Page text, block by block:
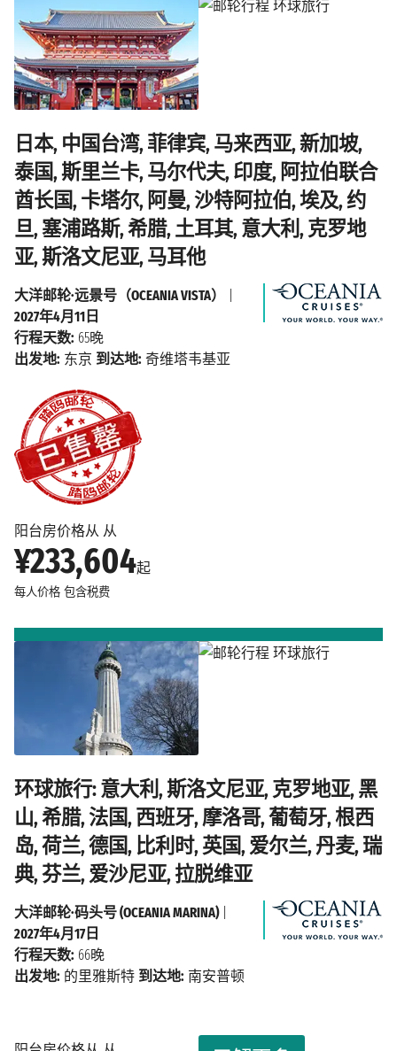
日本, 中国台湾, 菲律宾, 马来西亚, 新加坡,
泰国, 斯里兰卡, 马尔代夫, 印度, 阿拉伯联合
酋长国, 卡塔尔, 阿曼, 沙特阿拉伯, 埃及, 约
旦, 塞浦路斯, 希腊, 土耳其, 意大利, 克罗地
亚, 斯洛文尼亚, 马耳他
阳台房价格从 从
¥233,604起
每人价格 包含税费
大洋邮轮·远景号（OCEANIA VISTA）
2027年4月11日
行程天数: 65晚
出发地: 东京 到达地: 奇维塔韦基亚
环球旅行: 意大利, 斯洛文尼亚, 克罗地亚, 黑
山, 希腊, 法国, 西班牙, 摩洛哥, 葡萄牙, 根西
岛, 荷兰, 德国, 比利时, 英国, 爱尔兰, 丹麦, 瑞
典, 芬兰, 爱沙尼亚, 拉脱维亚
大洋邮轮·码头号 (OCEANIA MARINA)|
2027年4月17日
行程天数: 66晚
出发地: 的里雅斯特 到达地: 南安普顿